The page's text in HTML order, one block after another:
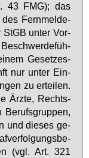
43 FMG); das
des Fern­mel­de­
StGB un­ter Vor­
Ge­set­zes­
nur un­ter Ein­
zu er­tei­len.
Ärz­te, Rechts­
und die­ses ge­
(vgl. Art. 321